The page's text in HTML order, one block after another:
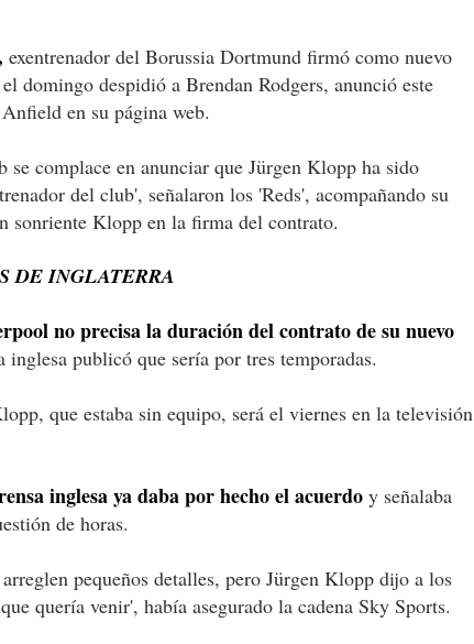
exentrenador del Borussia Dortmund firmó como nuevo
domingo despidió a Brendan Rodgers, anunció este
en su página web.
complace en anunciar que Jürgen Klopp ha sido
del club', señalaron los 'Reds', acompañando su
sonriente Klopp en la firma del contrato.
DE INGLATERRA
no precisa la duración del contrato de su nuevo
inglesa publicó que sería por tres temporadas.
que estaba sin equipo, será el viernes en la televisión
inglesa ya daba por hecho el acuerdo y señalaba
de horas.
pequeños detalles, pero Jürgen Klopp dijo a los
quería venir', había asegurado la cadena Sky Sports.